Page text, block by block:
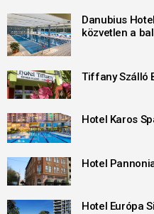
Danubius
közvetlen a
Tiffany Szálló
Hotel Karos
Hotel
Hotel Európa